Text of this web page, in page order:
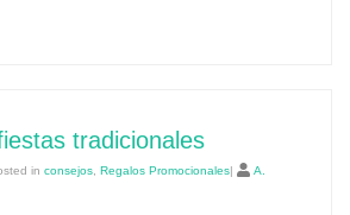
tradicionales
in consejos Regalos Promocionales|
A.